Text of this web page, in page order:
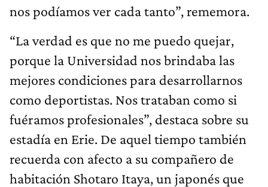
nos podíamos ver cada tanto”, rememora.
“La verdad es que no me puedo quejar,
porque la Universidad nos brindaba las
mejores condiciones para desarrollarnos
como deportistas. Nos trataban como si
fuéramos profesionales”, destaca sobre su
estadía en Erie. De aquel tiempo también
recuerda con afecto a su compañero de
habitación Shotaro Itaya, un japonés que